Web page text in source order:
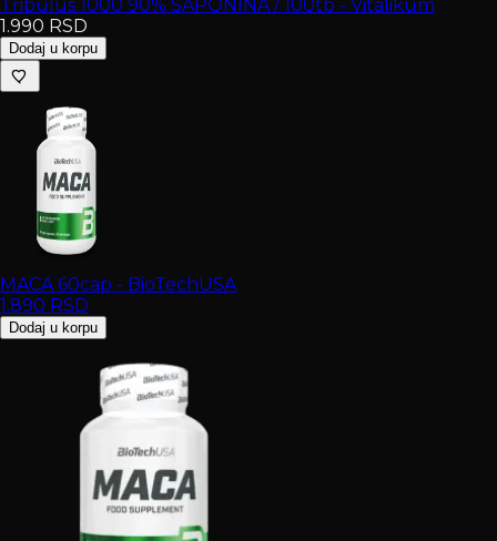
Tribulus 1000 90% SAPONINA / 100tb - Vitalikum
1.990 RSD
Dodaj u korpu
MACA 60cap - BioTechUSA
1.890 RSD
Dodaj u korpu